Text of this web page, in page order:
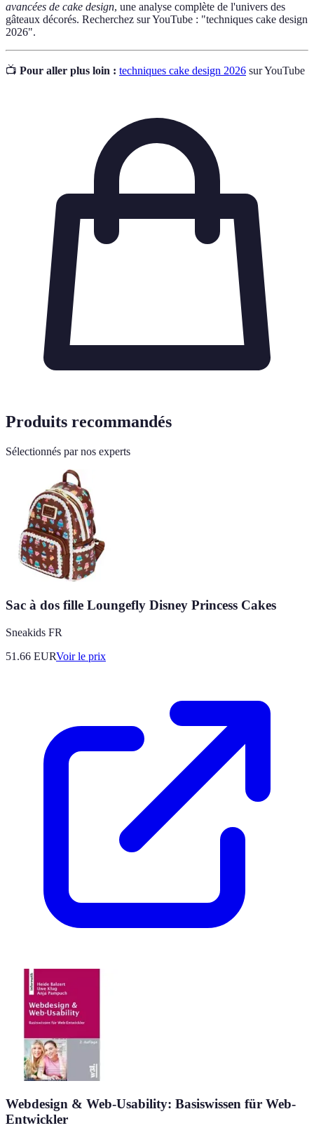
avancées de cake design, une analyse complète de l'univers des
gâteaux décorés. Recherchez sur YouTube : "techniques cake design
2026".
📺 Pour aller plus loin : techniques cake design 2026 sur YouTube
Produits recommandés
Sélectionnés par nos experts
Sac à dos fille Loungefly Disney Princess Cakes
Sneakids FR
51.66 EURVoir le prix
Webdesign & Web-Usability: Basiswissen für Web-
Entwickler